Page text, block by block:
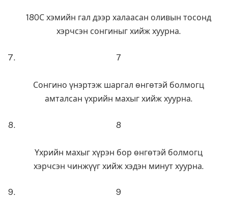
180С хэмийн гал дээр халаасан оливын тосонд
хэрчсэн сонгиныг хийж хуурна.
7
Сонгино үнэртэж шаргал өнгөтэй болмогц
амталсан үхрийн махыг хийж хуурна.
8
Үхрийн махыг хүрэн бор өнгөтэй болмогц
хэрчсэн чинжүүг хийж хэдэн минут хуурна.
9